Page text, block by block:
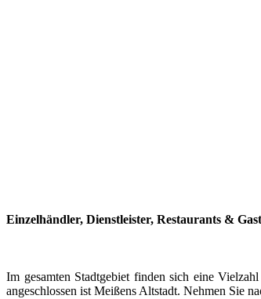
Einzelhändler, Dienstleister, Restaurants &
Im gesamten Stadtgebiet finden sich eine
angeschlossen ist Meißens Altstadt. Nehmen Sie